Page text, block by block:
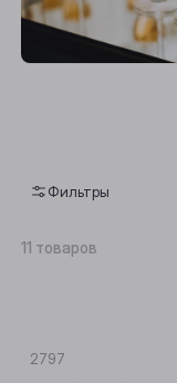
Фильтры
11 товаров
2797